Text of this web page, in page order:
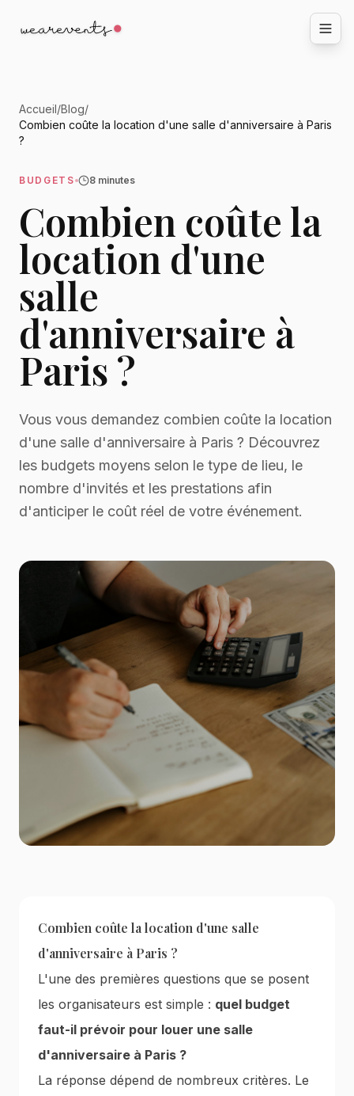
Accueil/Blog/
Combien coûte la location d'une salle d'anniversaire à Paris
?
BUDGETS 8 minutes
Combien coûte la
location d'une
salle
d'anniversaire à
Paris ?
Vous vous demandez combien coûte la location
d'une salle d'anniversaire à Paris ? Découvrez
les budgets moyens selon le type de lieu, le
nombre d'invités et les prestations afin
d'anticiper le coût réel de votre événement.
Combien coûte la location d'une salle
d'anniversaire à Paris ?
L'une des premières questions que se posent
les organisateurs est simple : quel budget
faut-il prévoir pour louer une salle
d'anniversaire à Paris ?
La réponse dépend de nombreux critères. Le